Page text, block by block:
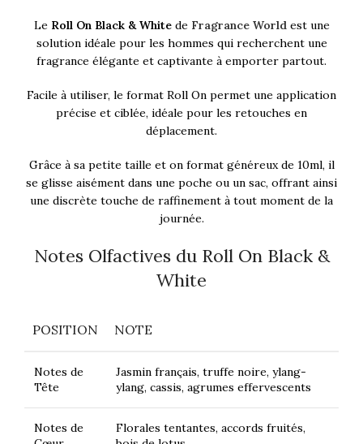
Le Roll On Black & Whitede Fragrance Worldest une
solution idéale pour les hommes qui recherchent une
fragrance élégante et captivante à emporter partout.
Facile à utiliser, le format Roll On permet une application
précise et ciblée, idéale pour les retouches en
déplacement.
Grâce à sa petite taille et on format généreux de 10ml, il
se glisse aisément dans une poche ou un sac, offrant ainsi
une discrète touche de raffinement à tout moment de la
journée.
Notes Olfactives du Roll On Black &
White
POSITION NOTE
Notes de
Tête
Jasmin français, truffe noire, ylang-
ylang, cassis, agrumes effervescents
Notes de
Florales tentantes, accords fruités,